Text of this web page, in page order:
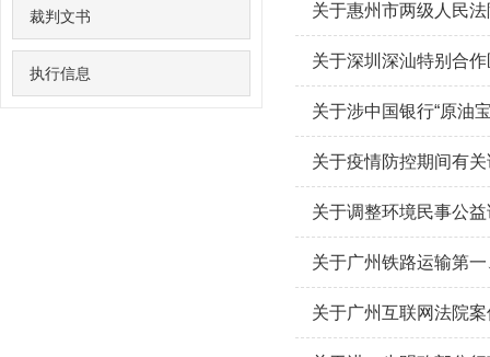
裁判文书
执行信息
关于惠州市两级人民
关于深圳深汕特别合
关于涉中国银行“原油
关于疫情防控期间有
关于调整环境民事公
关于广州互联网法院